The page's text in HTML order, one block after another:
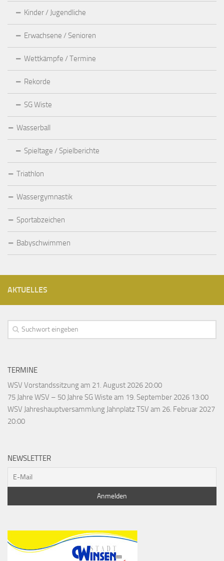
Kinder / Jugendliche
Erwachsene / Senioren
Wettkämpfe / Termine
Rekorde
SG Wiste
Wasserball
Spieltage / Spielberichte
Triathlon
Wassergymnastik
Sportabzeichen
Babyschwimmen
AKTUELLES
TERMINE
WSV Vorstandssitzungam 21. August 2026 20:00
75 Jahre WSV – 50 Jahre SG Wiste am 19. September 2026 13:00
WSV Jahreshauptversammlung Jahnplatz TSV am 26. Februar 2027
20:00
NEWSLETTER